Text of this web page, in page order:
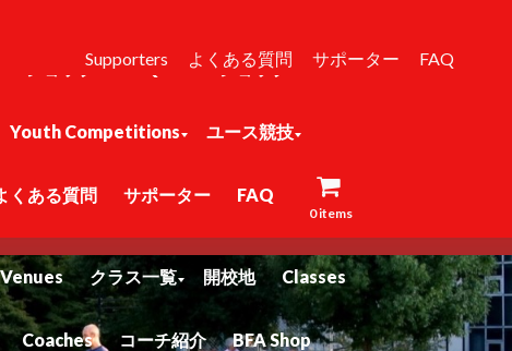
Classes
Venues クラス一覧 開校地 Classes
Coaches コーチ紹介 BFA Shop
BFAショップ FAQ BFAショップ
Youth Competitions ユース競技
くある質問 サポーター FAQ
0 items
Supporters よくある質問 サポーター FAQ